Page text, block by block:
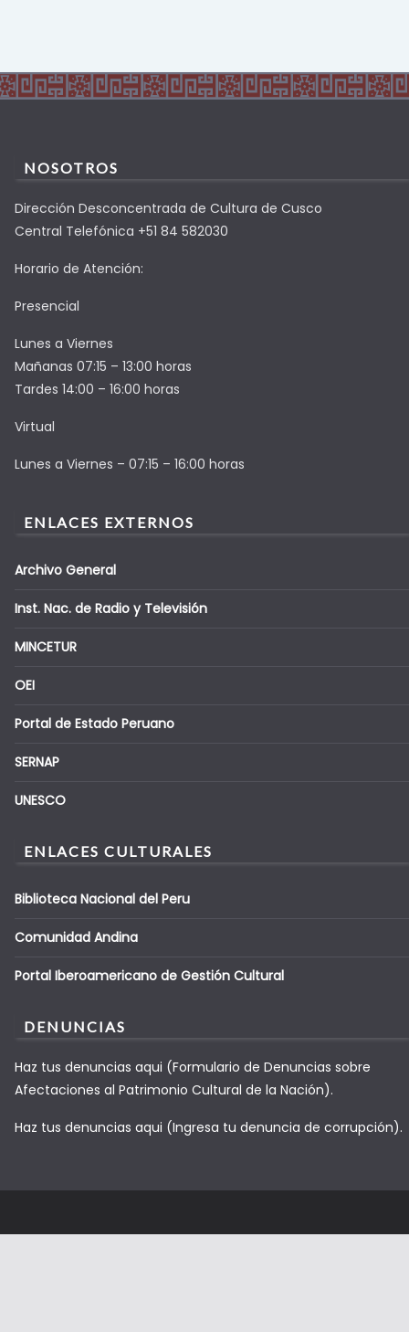
NOSOTROS
Dirección Desconcentrada de Cultura de Cusco
Central Telefónica +51 84 582030
Horario de Atención:
Presencial
Lunes a Viernes
Mañanas 07:15 – 13:00 horas
Tardes 14:00 – 16:00 horas
Virtual
Lunes a Viernes – 07:15 – 16:00 horas
ENLACES EXTERNOS
Archivo General
Inst. Nac. de Radio y Televisión
MINCETUR
OEI
Portal de Estado Peruano
SERNAP
UNESCO
ENLACES CULTURALES
Biblioteca Nacional del Peru
Comunidad Andina
Portal Iberoamericano de Gestión Cultural
DENUNCIAS
Haz tus denuncias aqui (Formulario de Denuncias sobre
Afectaciones al Patrimonio Cultural de la Nación).
Haz tus denuncias aqui (Ingresa tu denuncia de corrupción).